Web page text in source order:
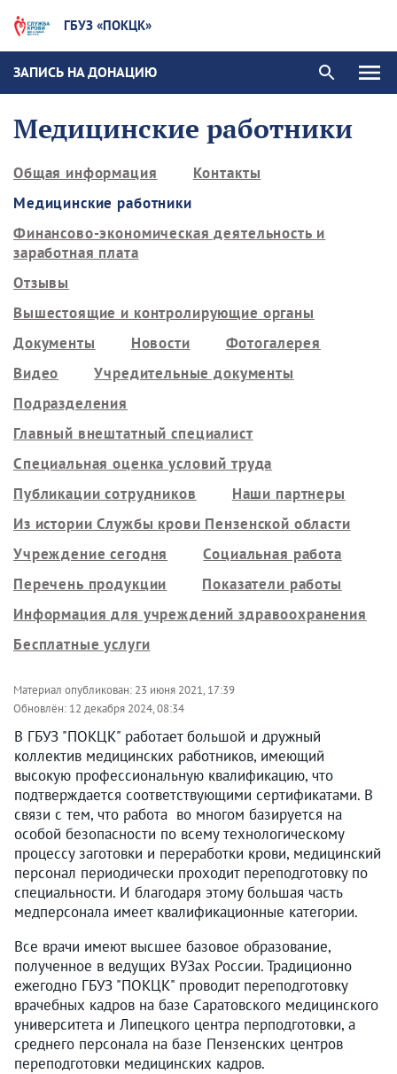
ГБУЗ «ПОКЦК»
ЗАПИСЬ НА ДОНАЦИЮ
Медицинские работники
Общая информация
Контакты
Медицинские работники
Финансово-экономическая деятельность и
заработная плата
Отзывы
Вышестоящие и контролирующие органы
Документы
Новости
Фотогалерея
Видео
Учредительные документы
Подразделения
Главный внештатный специалист
Специальная оценка условий труда
Публикации сотрудников
Наши партнеры
Из истории Службы крови Пензенской области
Учреждение сегодня
Социальная работа
Перечень продукции
Показатели работы
Информация для учреждений здравоохранения
Бесплатные услуги
Материал опубликован: 23 июня 2021, 17:39
Обновлён: 12 декабря 2024, 08:34
В ГБУЗ "ПОКЦК" работает большой и дружный
коллектив медицинских работников, имеющий
высокую профессиональную квалификацию, что
подтверждается соответствующими сертификатами. В
связи с тем, что работа во многом базируется на
особой безопасности по всему технологическому
процессу заготовки и переработки крови, медицинский
персонал периодически проходит переподготовку по
специальности. И благодаря этому большая часть
медперсонала имеет квалификационные категории.
Все врачи имеют высшее базовое образование,
полученное в ведущих ВУЗах России. Традиционно
ежегодно ГБУЗ "ПОКЦК" проводит переподготовку
врачебных кадров на базе Саратовского медицинского
университета и Липецкого центра перподготовки, а
среднего персонала на базе Пензенских центров
переподготовки медицинских кадров.